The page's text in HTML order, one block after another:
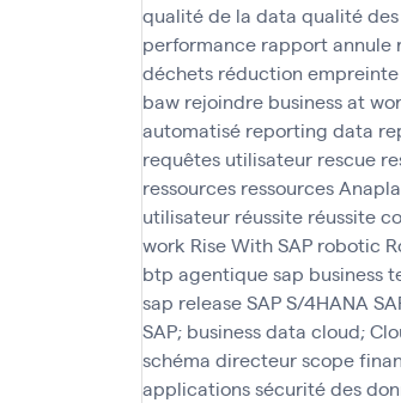
qualité de la data qualité
performance rapport annule
déchets réduction
baw rejoindre business at
automatisé reporting data
requêtes utilisateur rescue
ressources ressources
utilisateur réussite réussite
work Rise With SAP robotic
btp agentiquesap business
sap releaseSAP S/4HANA
SAP; business data cloud;
schéma directeurscope
applicationssécurité des